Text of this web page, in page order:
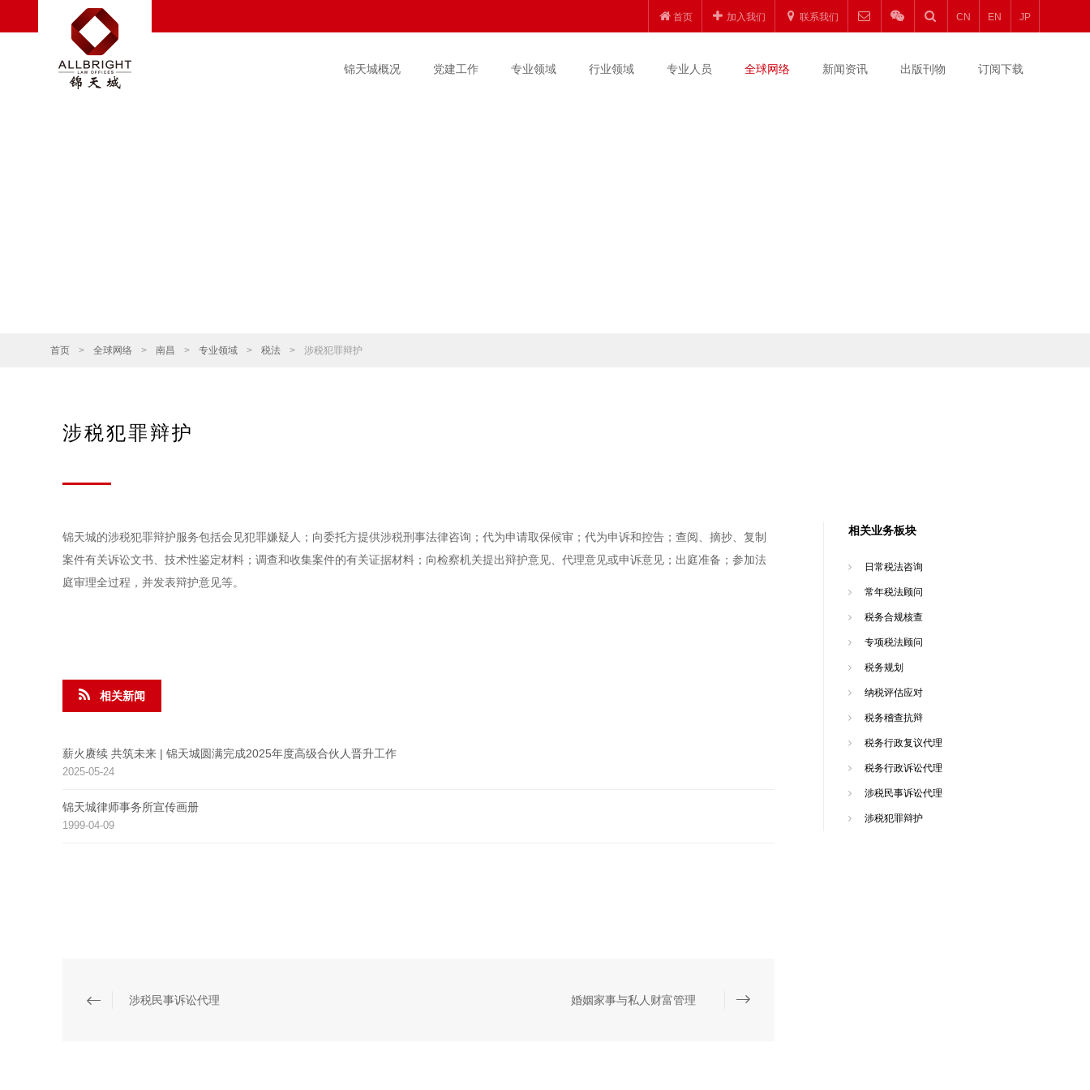
首页 加入我们 联系我们 CN EN JP
锦天城概况 党建工作 专业领域 行业领域 专业人员 全球网络 新闻资讯 出版刊物 订阅下载
首页 > 全球网络 > 南昌 > 专业领域 > 税法 > 涉税犯罪辩护
涉税犯罪辩护
锦天城的涉税犯罪辩护服务包括会见犯罪嫌疑人；向委托方提供涉税刑事法律咨询；代为申请取保候审；代为申诉和控告；查阅、摘抄、复制
案件有关诉讼文书、技术性鉴定材料；调查和收集案件的有关证据材料；向检察机关提出辩护意见、代理意见或申诉意见；出庭准备；参加法
庭审理全过程，并发表辩护意见等。
相关新闻
薪火赓续 共筑未来 | 锦天城圆满完成2025年度高级合伙人晋升工作
2025-05-24
锦天城律师事务所宣传画册
1999-04-09
涉税民事诉讼代理 婚姻家事与私人财富管理
相关业务板块
日常税法咨询
常年税法顾问
税务合规核查
专项税法顾问
税务规划
纳税评估应对
税务稽查抗辩
税务行政复议代理
税务行政诉讼代理
涉税民事诉讼代理
涉税犯罪辩护